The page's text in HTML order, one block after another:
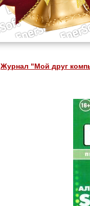
Журнал "Мой друг